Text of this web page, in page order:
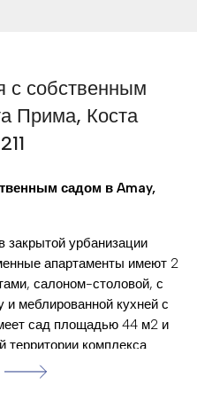
с собственным
Прима, Коста
садом в Amay,
урбанизации
апартаменты имеют 2
салоном-столовой, с
меблированной кухней с
сад площадью 44 м2 и
территории комплекса.
бассейном с